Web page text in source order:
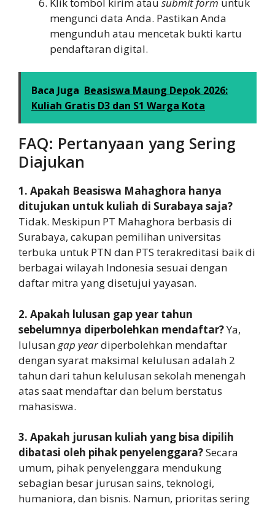
mengunci data Anda. Pastikan Anda
mengunduh atau mencetak bukti kartu
pendaftaran digital.
Baca Juga Beasiswa Maung Depok 2026:
Kuliah Gratis D3 dan S1 Warga Kota
FAQ: Pertanyaan yang Sering
Diajukan
1. Apakah Beasiswa Mahaghora hanya
ditujukan untuk kuliah di Surabaya saja?
Tidak. Meskipun PT Mahaghora berbasis di
Surabaya, cakupan pemilihan universitas
terbuka untuk PTN dan PTS terakreditasi baik di
berbagai wilayah Indonesia sesuai dengan
daftar mitra yang disetujui yayasan.
2. Apakah lulusan gap year tahun
sebelumnya diperbolehkan mendaftar?Ya,
lulusan gap yeardiperbolehkan mendaftar
dengan syarat maksimal kelulusan adalah 2
tahun dari tahun kelulusan sekolah menengah
atas saat mendaftar dan belum berstatus
mahasiswa.
3. Apakah jurusan kuliah yang bisa dipilih
dibatasi oleh pihak penyelenggara?Secara
umum, pihak penyelenggara mendukung
sebagian besar jurusan sains, teknologi,
humaniora, dan bisnis. Namun, prioritas sering